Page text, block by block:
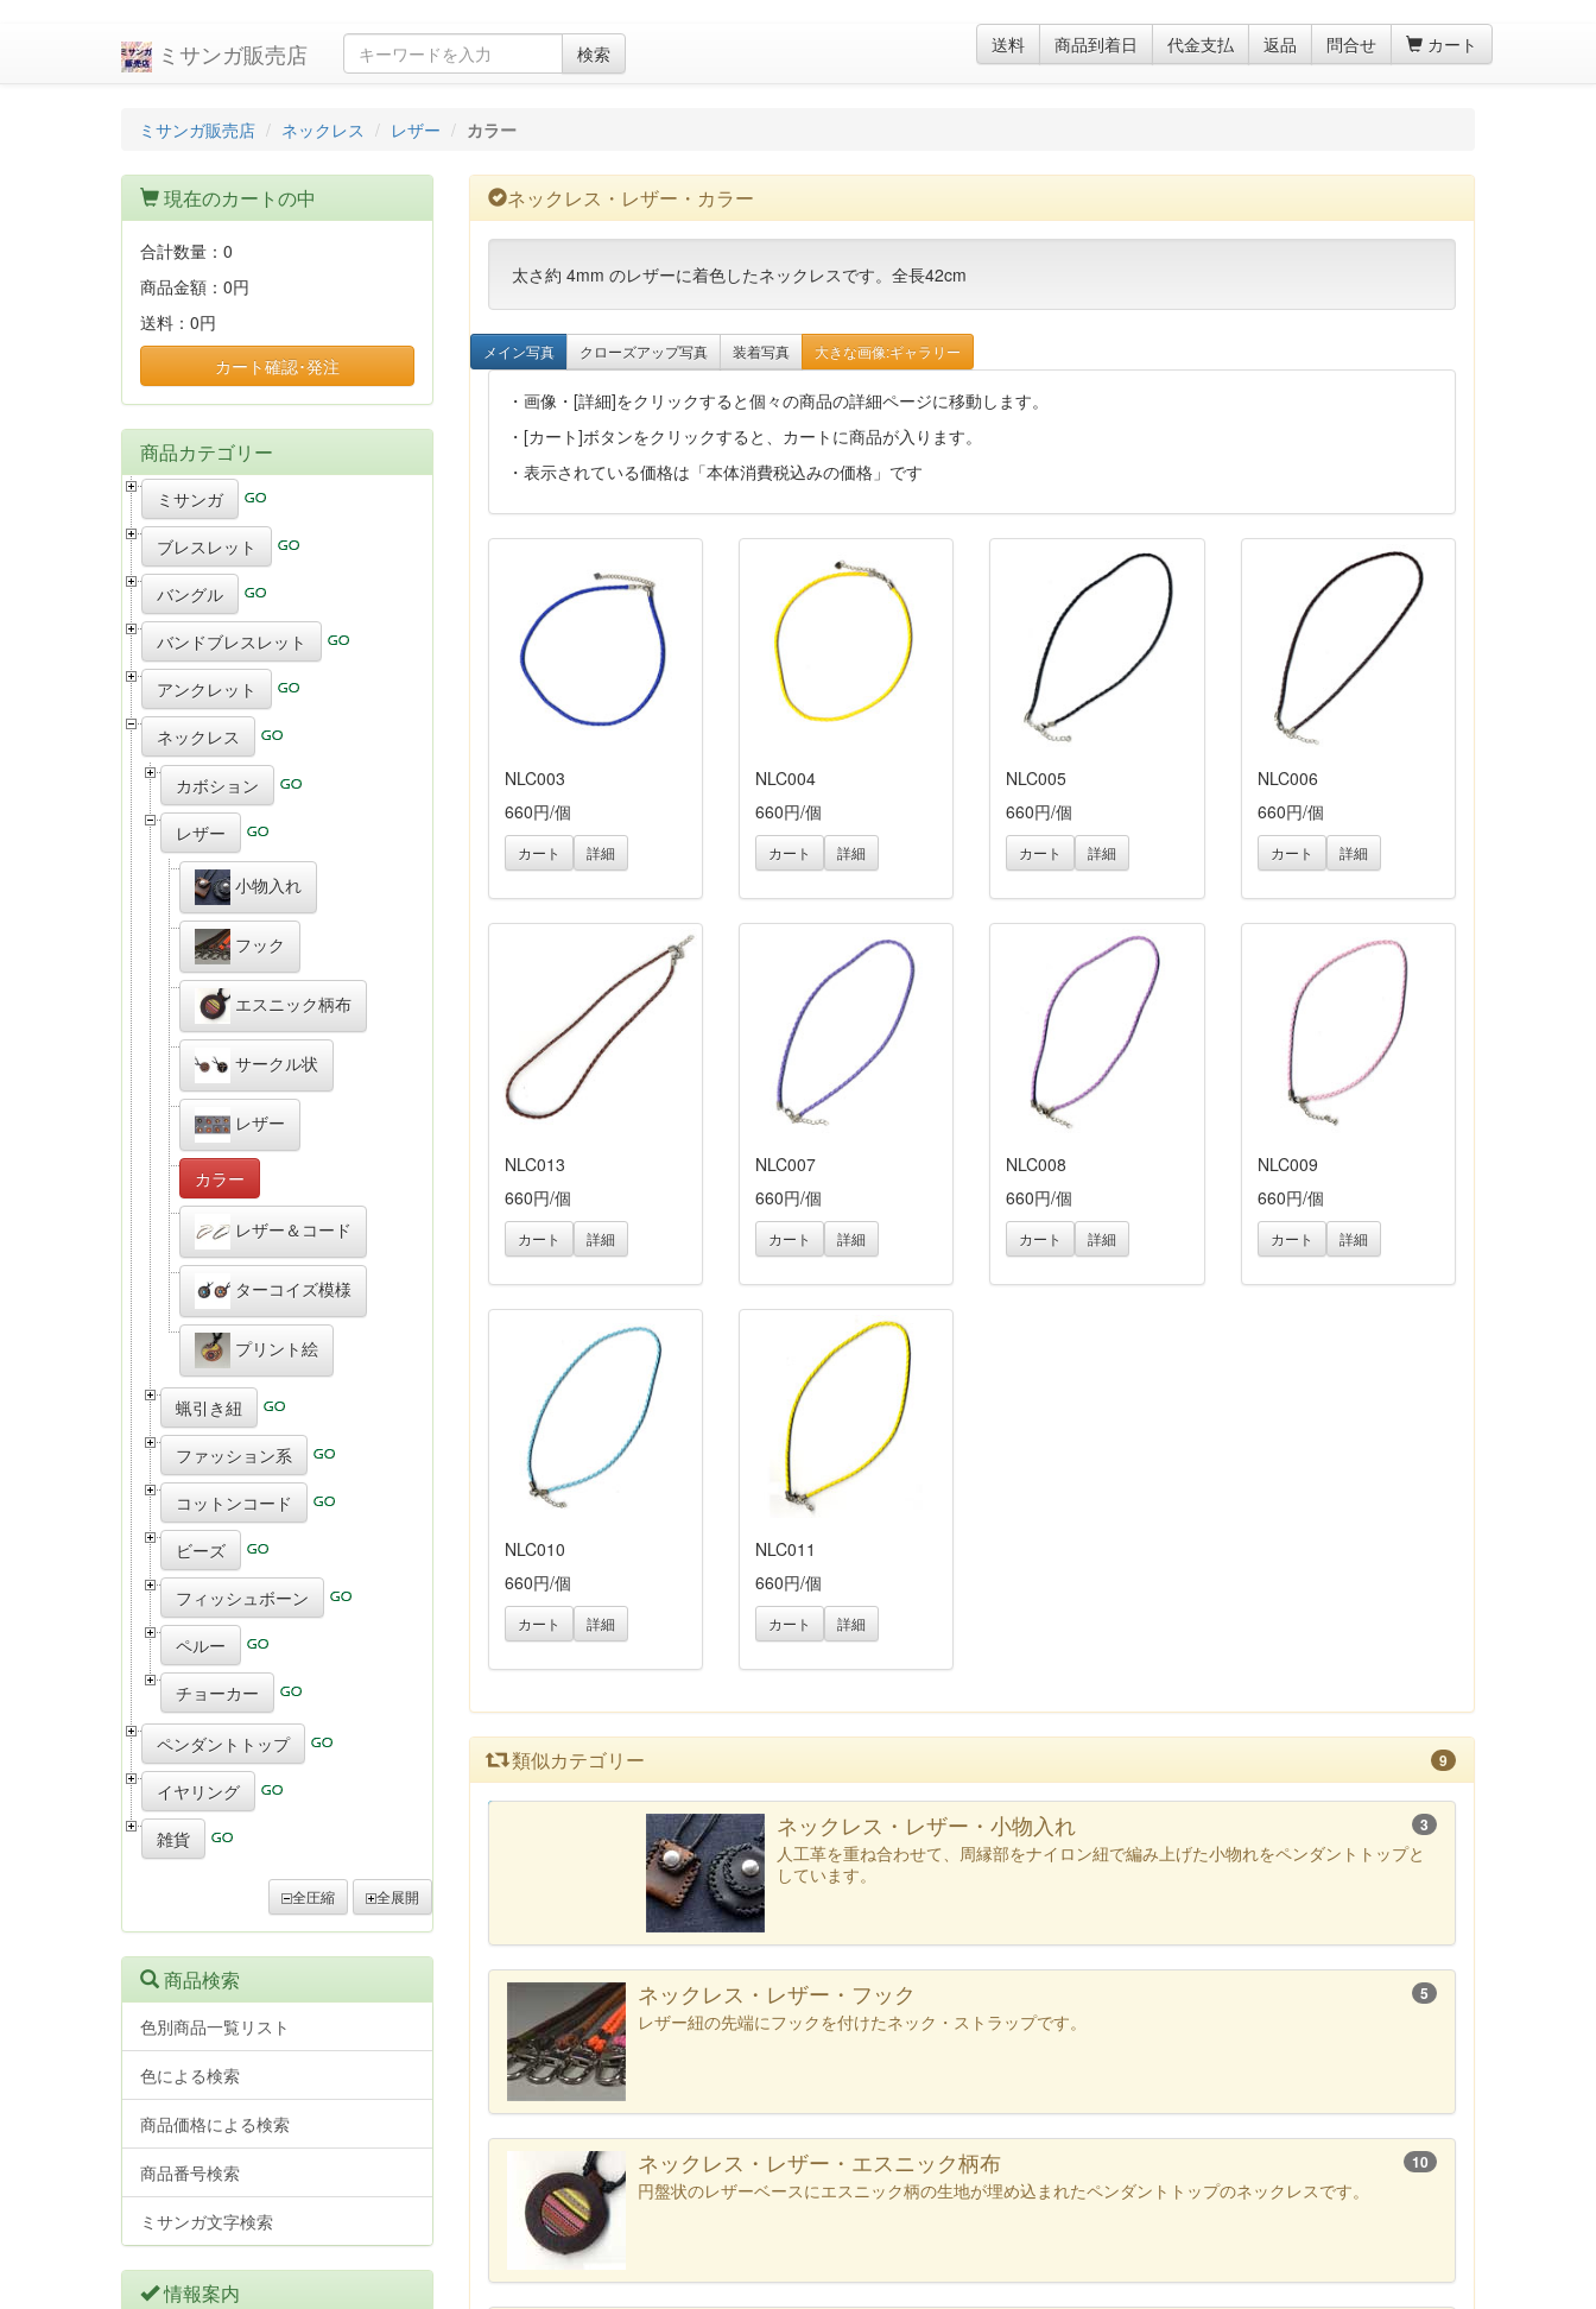
ミサンガ販売店 検索 送料 商品到着日 代金支払 返品 問合せ カート
ミサンガ販売店 ネックレス レザー カラー
ネックレス・レザー・カラー
太さ約 4mm のレザーに着色したネックレスです。全長42cm
メイン写真 クローズアップ写真 装着写真 大きな画像:ギャラリー
・画像・[詳細]をクリックすると個々の商品の詳細ページに移動します。
・[カート]ボタンをクリックすると、カートに商品が入ります。
・表示されている価格は「本体消費税込みの価格」です
NLC003
660円/個
カート 詳細
NLC004
660円/個
カート 詳細
NLC005
660円/個
カート 詳細
NLC006
660円/個
カート 詳細
NLC013
660円/個
カート 詳細
NLC007
660円/個
カート 詳細
NLC008
660円/個
カート 詳細
NLC009
660円/個
カート 詳細
NLC010
660円/個
カート 詳細
NLC011
660円/個
カート 詳細
類似カテゴリー 9
ネックレス・レザー・小物入れ 3
人工革を重ね合わせて、周縁部をナイロン紐で編み上げた小物れをペンダントトップと
しています。
ネックレス・レザー・フック 5
レザー紐の先端にフックを付けたネック・ストラップです。
ネックレス・レザー・エスニック柄布 10
円盤状のレザーベースにエスニック柄の生地が埋め込まれたペンダントトップのネックレスです。
現在のカートの中
合計数量： 0
商品金額： 0円
送料： 0円
カート確認･発注
商品カテゴリー
ミサンガ
ブレスレット
バングル
バンドブレスレット
アンクレット
ネックレス
カボション
レザー
小物入れ
フック
エスニック柄布
サークル状
レザー
カラー
レザー＆コード
ターコイズ模様
プリント絵
蝋引き紐
ファッション系
コットンコード
ビーズ
フィッシュボーン
ペルー
チョーカー
ペンダントトップ
イヤリング
雑貨
全圧縮 全展開
商品検索
色別商品一覧リスト
色による検索
商品価格による検索
商品番号検索
ミサンガ文字検索
情報案内